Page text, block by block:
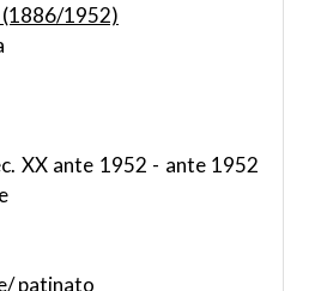
1952)
XX ante 1952 - ante 1952
patinato